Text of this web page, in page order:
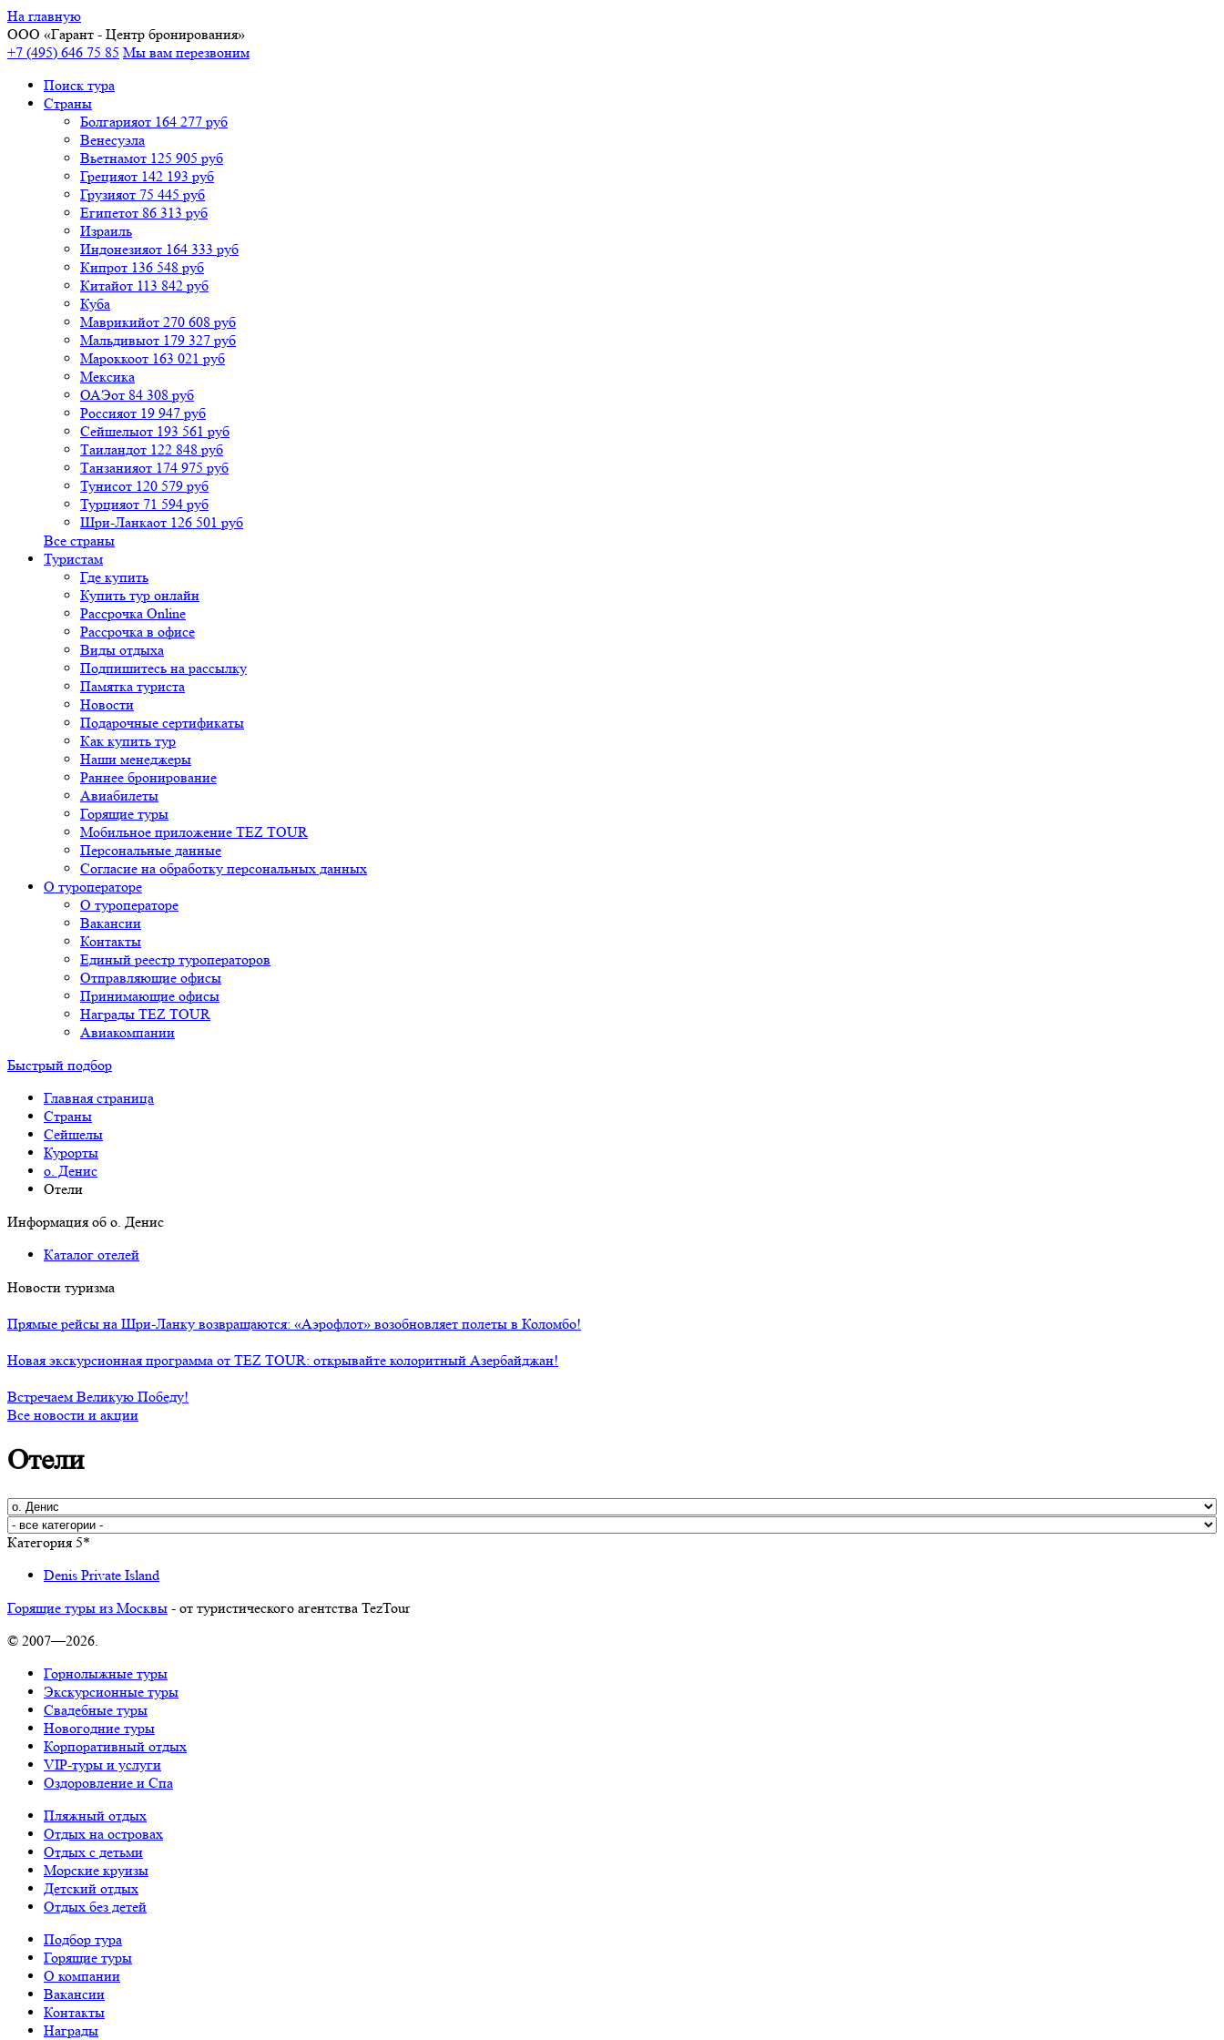
На главную
ООО «Гарант - Центр бронирования»
+7 (495) 646 75 85 Мы вам перезвоним
Поиск тура
Cтраны
Болгарияот 164 277 руб
Венесуэла
Вьетнамот 125 905 руб
Грецияот 142 193 руб
Грузияот 75 445 руб
Египетот 86 313 руб
Израиль
Индонезияот 164 333 руб
Кипрот 136 548 руб
Китайот 113 842 руб
Куба
Маврикийот 270 608 руб
Мальдивыот 179 327 руб
Мароккоот 163 021 руб
Мексика
ОАЭот 84 308 руб
Россияот 19 947 руб
Сейшелыот 193 561 руб
Таиландот 122 848 руб
Танзанияот 174 975 руб
Тунисот 120 579 руб
Турцияот 71 594 руб
Шри-Ланкаот 126 501 руб
Все страны
Туристам
Где купить
Купить тур онлайн
Рассрочка Online
Рассрочка в офисе
Виды отдыха
Подпишитесь на рассылку
Памятка туриста
Новости
Подарочные сертификаты
Как купить тур
Наши менеджеры
Раннее бронирование
Авиабилеты
Горящие туры
Мобильное приложение TEZ TOUR
Персональные данные
Согласие на обработку персональных данных
О туроператоре
О туроператоре
Вакансии
Контакты
Единый реестр туроператоров
Отправляющие офисы
Принимающие офисы
Награды TEZ TOUR
Авиакомпании
Быстрый подбор
Главная страница
Cтраны
Сейшелы
Курорты
о. Денис
Отели
Информация об о. Денис
Каталог отелей
Новости туризма
Прямые рейсы на Шри-Ланку возвращаются: «Аэрофлот» возобновляет полеты в Коломбо!
Новая экскурсионная программа от TEZ TOUR: открывайте колоритный Азербайджан!
Встречаем Великую Победу!
Все новости и акции
Отели
Категория 5*
Denis Private Island
Горящие туры из Москвы - от туристического агентства TezTour
© 2007—2026.
Горнолыжные туры
Экскурсионные туры
Свадебные туры
Новогодние туры
Корпоративный отдых
VIP-туры и услуги
Оздоровление и Спа
Пляжный отдых
Отдых на островах
Отдых с детьми
Морские круизы
Детский отдых
Отдых без детей
Подбор тура
Горящие туры
О компании
Вакансии
Контакты
Награды